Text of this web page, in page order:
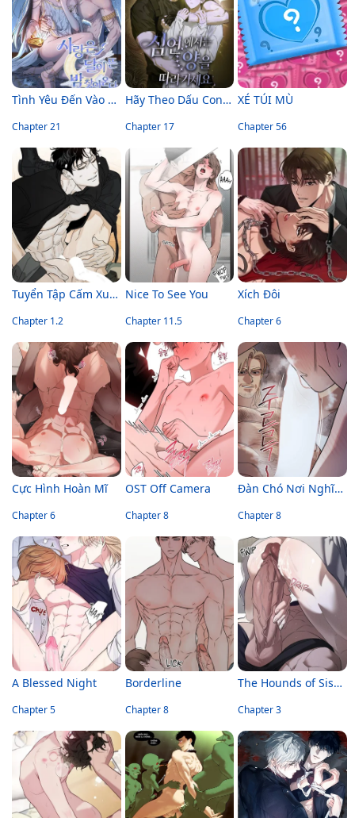
Tình Yêu Đến Vào Đêm Trăng Sáng
Chapter 21
Hãy Theo Dấu Con Cừu Trong Vực Thẳm
Chapter 17
XÉ TÚI MÙ
Chapter 56
Tuyển Tập Cấm Xuất Tinh
Chapter 1.2
Nice To See You
Chapter 11.5
Xích Đôi
Chapter 6
Cực Hình Hoàn Mĩ
Chapter 6
OST Off Camera
Chapter 8
Đàn Chó Nơi Nghĩa Địa
Chapter 8
A Blessed Night
Chapter 5
Borderline
Chapter 8
The Hounds of Sisyphus
Chapter 3